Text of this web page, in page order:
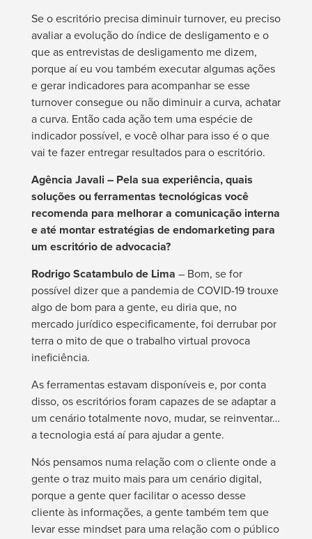
Se o escritório precisa diminuirturnover, eu preciso
avaliar a evolução do índice de desligamento e o
que as entrevistas de desligamento me dizem,
porque aí eu vou também executar algumas ações
e gerar indicadores para acompanhar se esse
turnoverconsegue ou não diminuir a curva, achatar
a curva. Então cada ação tem uma espécie de
indicador possível, e você olhar para isso é o que
vai te fazer entregar resultados para o escritório.
Agência Javali – Pela sua experiência, quais
soluções ou ferramentas tecnológicas você
recomenda para melhorar a comunicação interna
e até montar estratégias de endomarketing para
um escritório de advocacia?
Rodrigo Scatambulo de Lima – Bom, se for
possível dizer que a pandemia de COVID-19 trouxe
algo de bom para a gente, eu diria que, no
mercado jurídico especificamente, foi derrubar por
terra o mito de que o trabalho virtual provoca
ineficiência.
As ferramentas estavam disponíveis e, por conta
disso, os escritórios foram capazes de se adaptar a
um cenário totalmente novo, mudar, se reinventar…
a tecnologia está aí para ajudar a gente.
Nós pensamos numa relação com o cliente onde a
gente o traz muito mais para um cenário digital,
porque a gente quer facilitar o acesso desse
cliente às informações, a gente também tem que
levar esse mindsetpara uma relação com o público